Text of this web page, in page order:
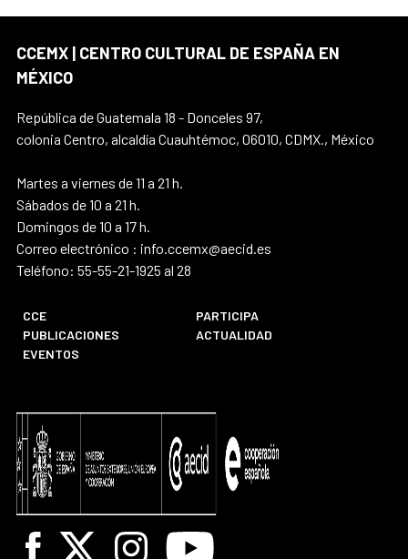
CCEMX | CENTRO CULTURAL DE ESPAÑA EN
MÉXICO
República de Guatemala 18 - Donceles 97,
colonia Centro, alcaldía Cuauhtémoc, 06010, CDMX., México
Martes a viernes de 11 a 21 h.
Sábados de 10 a 21 h.
Domingos de 10 a 17 h.
Correo electrónico : info.ccemx@aecid.es
Teléfono: 55-55-21-1925 al 28
CCE
PARTICIPA
PUBLICACIONES
ACTUALIDAD
EVENTOS
Facebook
X InstagramYoutube